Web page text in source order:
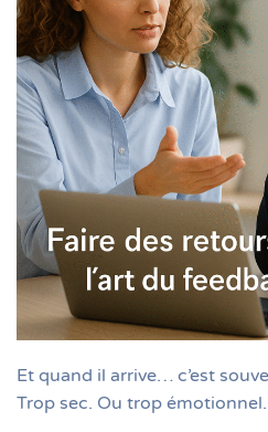
Et quand il arrive… c’est
Trop sec. Ou trop émotionnel.